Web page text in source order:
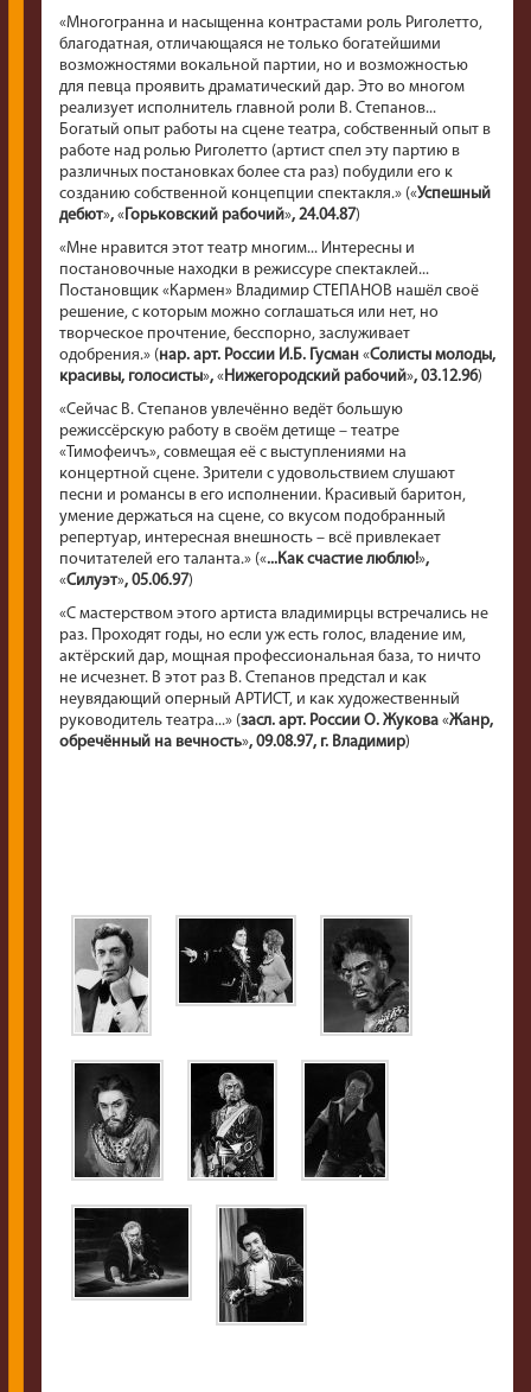
«Многогранна и насыщенна контрастами роль Риголетто,
благодатная, отличающаяся не только богатейшими
возможностями вокальной партии, но и возможностью
для певца проявить драматический дар. Это во многом
реализует исполнитель главной роли В. Степанов...
Богатый опыт работы на сцене театра, собственный опыт в
работе над ролью Риголетто (артист спел эту партию в
различных постановках более ста раз) побудили его к
созданию собственной концепции спектакля.» («Успешный
дебют», «Горьковский рабочий», 24.04.87)
«Мне нравится этот театр многим... Интересны и
постановочные находки в режиссуре спектаклей...
Постановщик «Кармен» Владимир СТЕПАНОВ нашёл своё
решение, с которым можно соглашаться или нет, но
творческое прочтение, бесспорно, заслуживает
одобрения.» (нар. арт. России И.Б. Гусман «Солисты молоды,
красивы, голосисты», «Нижегородский рабочий», 03.12.96)
«Сейчас В. Степанов увлечённо ведёт большую
режиссёрскую работу в своём детище – театре
«Тимофеичъ», совмещая её с выступлениями на
концертной сцене. Зрители с удовольствием слушают
песни и романсы в его исполнении. Красивый баритон,
умение держаться на сцене, со вкусом подобранный
репертуар, интересная внешность – всё привлекает
почитателей его таланта.» («...Как счастие люблю!»,
«Силуэт», 05.06.97)
«С мастерством этого артиста владимирцы встречались не
раз. Проходят годы, но если уж есть голос, владение им,
актёрский дар, мощная профессиональная база, то ничто
не исчезнет. В этот раз В. Степанов предстал и как
неувядающий оперный АРТИСТ, и как художественный
руководитель театра...» (засл. арт. России О. Жукова «Жанр,
обречённый на вечность», 09.08.97, г. Владимир)